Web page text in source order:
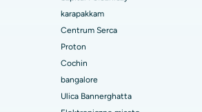
Road, Karur
Chennai
Vizag
Kanpur Road w Lucknow
zastawki aortalnej
kardiochirurgia
karapakkam
Centrum Serca
Proton
Cochin
bangalore
Ulica Bannerghatta